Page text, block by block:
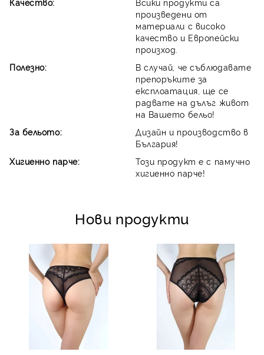
произведени от
материали с високо
качество и Европейски
произход.
Полезно:
В случай, че съблюдавате
препоръките за
експлоатация, ще се
радвате на дълъг живот
на Вашето бельо!
За бельото:
Дизайн и производство в
България!
Хигиенно парче:
Този продукт е с памучно
хигиенно парче!
Нови продукти